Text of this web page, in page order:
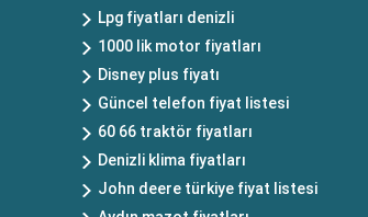
Lpg fiyatları denizli
1000 lik motor fiyatları
Disney plus fiyatı
Güncel telefon fiyat listesi
60 66 traktör fiyatları
Denizli klima fiyatları
John deere türkiye fiyat listesi